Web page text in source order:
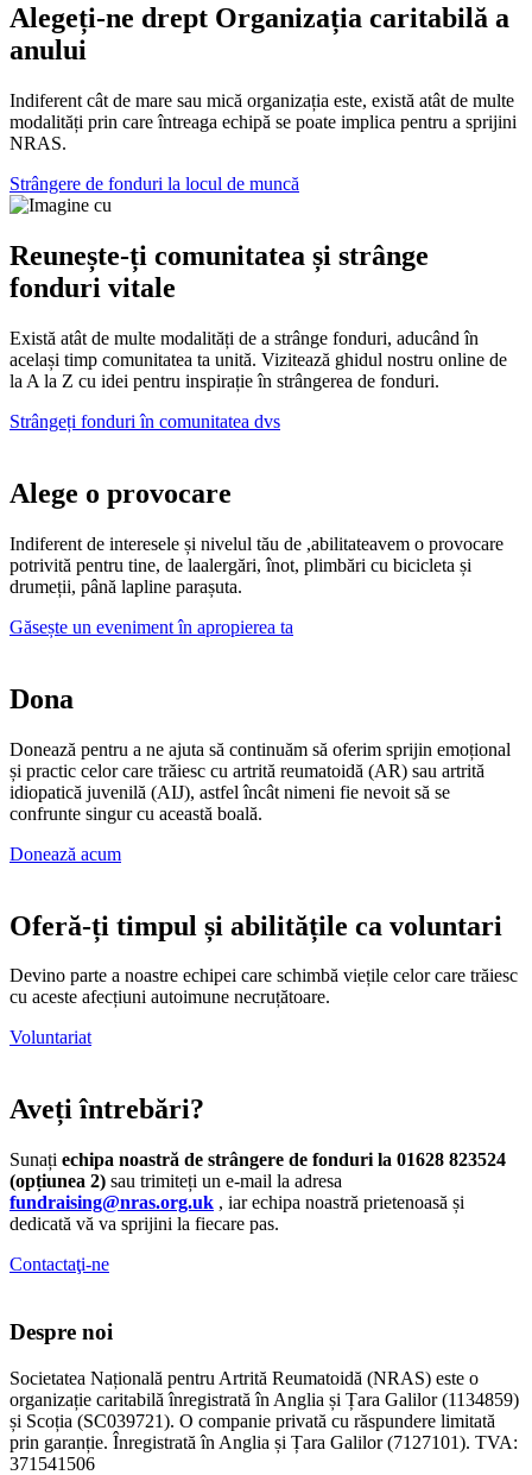
Alegeți-ne drept Organizația caritabilă a
anului
Indiferent cât de mare sau mică organizația este, există atât de multe
modalități prin careîntreaga echipă se poate implica pentru a sprijini
NRAS.
Strângere de fonduri la locul de muncă
Reunește-ți comunitatea și strânge
fonduri vitale
Există atât de multe modalități de a strânge fonduri, aducând în
același timp comunitatea ta unită. Vizitează ghidul nostru online de
la A la Z cu idei pentru inspirație în strângerea de fonduri.
Strângeți fonduri în comunitatea dvs
Alege o provocare
Indiferent de interesele și nivelul tău de ,abilitateavem o provocare
potrivită pentru tine, de laalergări, înot, plimbări cu bicicleta și
drumeții, până lapline parașuta.
Găsește un eveniment în apropierea ta
Dona
Donează pentru a ne ajuta să continuăm să oferim sprijin emoțional
și practic celor care trăiesc cu artrită reumatoidă (AR) sau artrită
idiopatică juvenilă (AIJ), astfel încât nimeni fie nevoit să se
confrunte singur cu această boală.
Donează acum
Oferă-ți timpul și abilitățile ca voluntari
Devino parte a noastre echipei care schimbă viețile celor care trăiesc
cu aceste afecțiuni autoimune necruțătoare.
Voluntariat
Aveți întrebări?
Sunați echipa noastră de strângere de fonduri la 01628 823524
(opțiunea 2) sau trimiteți un e-mail la adresa
fundraising@nras.org.uk , iar echipa noastră prietenoasă și
dedicată vă va sprijini la fiecare pas.
Contactaţi-ne
Despre noi
Societatea Națională pentru Artrită Reumatoidă (NRAS) este o
organizație caritabilă înregistrată în Anglia și Țara Galilor (1134859)
și Scoția (SC039721). O companie privată cu răspundere limitată
prin garanție. Înregistrată în Anglia și Țara Galilor (7127101). TVA:
371541506